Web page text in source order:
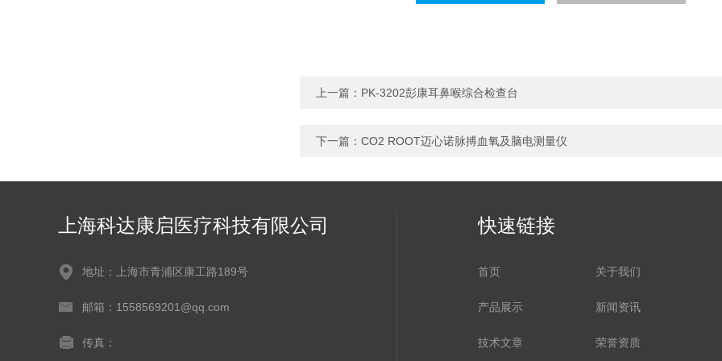
上一篇： PK-3202彭康耳鼻喉综合检查台
下一篇： CO2 ROOT迈心诺脉搏血氧及脑电测量仪
上海科达康启医疗科技有限公司
地址：上海市青浦区康工路189号
邮箱：1558569201@qq.com
传真：
快速链接
首页 关于我们
产品展示 新闻资讯
技术文章 荣誉资质